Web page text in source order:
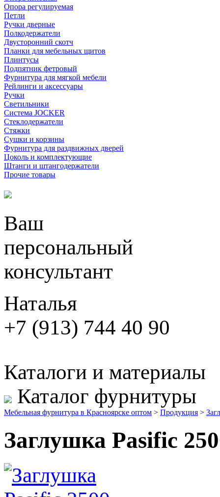
Опора регулируемая
Петли
Ручки дверные
Полкодержатели
Двусторонний скотч
Планки для мебельных щитов
Плинтусы
Подпятник фетровый
Фурнитура для мягкой мебели
Рейлинги и аксессуары
Ручки
Светильники
Система JOCKER
Стеклодержатели
Стяжки
Сушки и корзины
Фурнитура для раздвижных дверей
Цоколь и комплектующие
Штанги и штангодержатели
Прочие товары
Ваш
персональный
консультант
Наталья
+7 (913) 744 40 90
Каталоги и материалы
Каталог фурнитуры
Мебельная фурнитура в Красноярске оптом > Продукция >
Заглушка Pasific